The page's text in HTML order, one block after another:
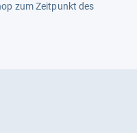
zum Zeitpunkt des